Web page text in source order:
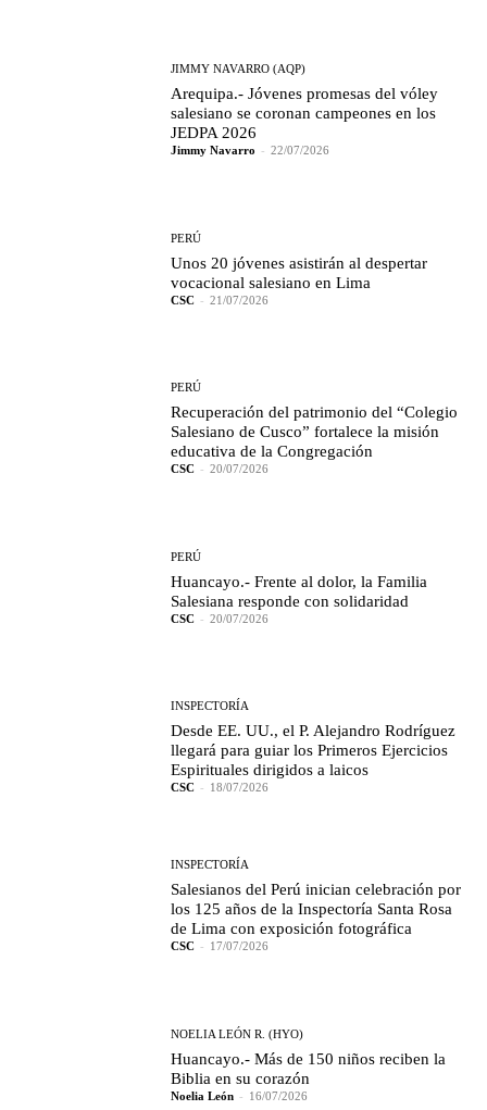
JIMMY NAVARRO (AQP)
Arequipa.- Jóvenes promesas del vóley
salesiano se coronan campeones en los
JEDPA 2026
Jimmy Navarro - 22/07/2026
PERÚ
Unos 20 jóvenes asistirán al despertar
vocacional salesiano en Lima
CSC - 21/07/2026
PERÚ
Recuperación del patrimonio del “Colegio
Salesiano de Cusco” fortalece la misión
educativa de la Congregación
CSC - 20/07/2026
PERÚ
Huancayo.- Frente al dolor, la Familia
Salesiana responde con solidaridad
CSC - 20/07/2026
INSPECTORÍA
Desde EE. UU., el P. Alejandro Rodríguez
llegará para guiar los Primeros Ejercicios
Espirituales dirigidos a laicos
CSC - 18/07/2026
INSPECTORÍA
Salesianos del Perú inician celebración por
los 125 años de la Inspectoría Santa Rosa
de Lima con exposición fotográfica
CSC - 17/07/2026
NOELIA LEÓN R. (HYO)
Huancayo.- Más de 150 niños reciben la
Biblia en su corazón
Noelia León - 16/07/2026